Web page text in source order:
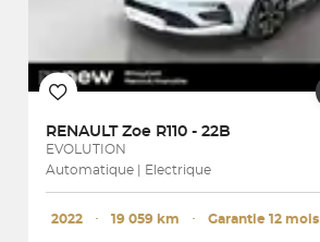
RENAULT Zoe R110 - 22B
EVOLUTION
Automatique | Electrique
2022 ･ 19 059 km ･ Garantie 12 mois